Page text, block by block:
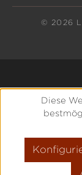
© 2026
Diese